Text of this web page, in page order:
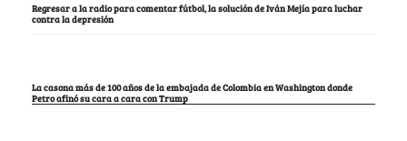
Regresar a la radio para comentar fútbol, la solución de Iván Mejía para luchar
contra la depresión
La casona más de 100 años de la embajada de Colombia en Washington donde
Petro afinó su cara a cara con Trump